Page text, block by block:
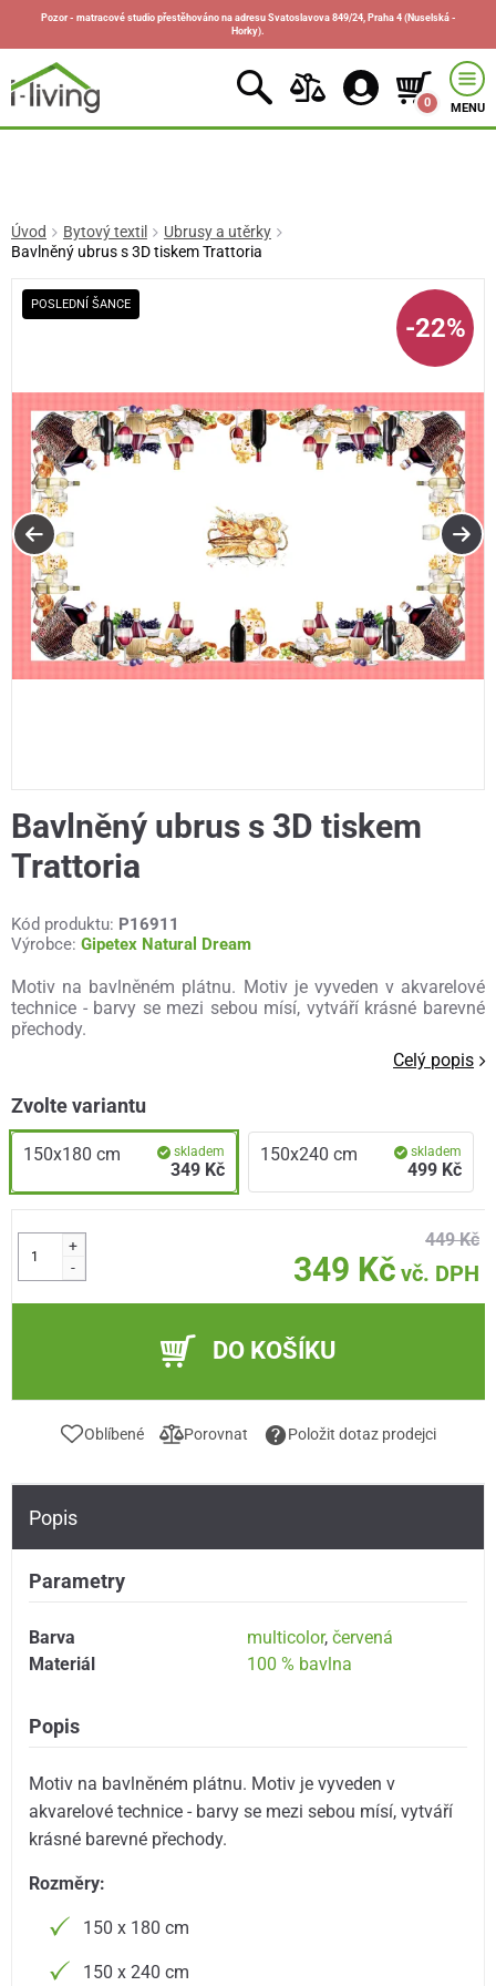
Pozor - matracové studio přestěhováno na adresu Svatoslavova 849/24, Praha 4 (Nuselská -
Horky).
0 MENU
Úvod Bytový textil
Ubrusy a utěrky
Bavlněný ubrus s 3D tiskem Trattoria
POSLEDNÍ ŠANCE
-22%
Bavlněný ubrus s 3D tiskem
Trattoria
Kód produktu: P16911
Výrobce: Gipetex Natural Dream
Motiv na bavlněném plátnu. Motiv je vyveden v akvarelové
technice - barvy se mezi sebou mísí, vytváří krásné barevné
přechody.
Celý popis
Zvolte variantu
150x180 cm skladem
349 Kč
150x240 cm skladem
499 Kč
+
-
449 Kč
349 Kč vč. DPH
DO KOŠÍKU
Oblíbené Porovnat Položit dotaz prodejci
Popis
Parametry
Barva multicolor,červená
Materiál
100 % bavlna
Popis
Motiv na bavlněném plátnu. Motiv je vyveden v
akvarelové technice - barvy se mezi sebou mísí, vytváří
krásné barevné přechody.
Rozměry:
150 x 180 cm
150 x 240 cm